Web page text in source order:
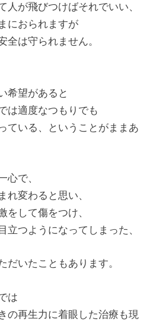
人が飛びつけばそれでいい、
におられますが
全は守られません。
希望があると
は適度なつもりでも
ている、ということがままあ
心で、
れ変わると思い、
をして傷をつけ、
立つようになってしまった、
だいたこともあります。
は
の再生力に着眼した治療も現